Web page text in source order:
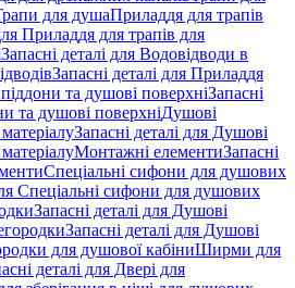
для душаПриладдя для трапів
Приладдя для трапів для
Запасні деталі для Водовідводи в
Запасні деталі для Приладдя
та душові поверхніЗапасні
та душові поверхніДушові
Запасні деталі для Душові
Монтажні елементиЗапасні
Спеціальні сифони для душових
Спеціальні сифони для душових
Запасні деталі для Душові
Запасні деталі для Душові
для душової кабіниШирми для
деталі для Двері для